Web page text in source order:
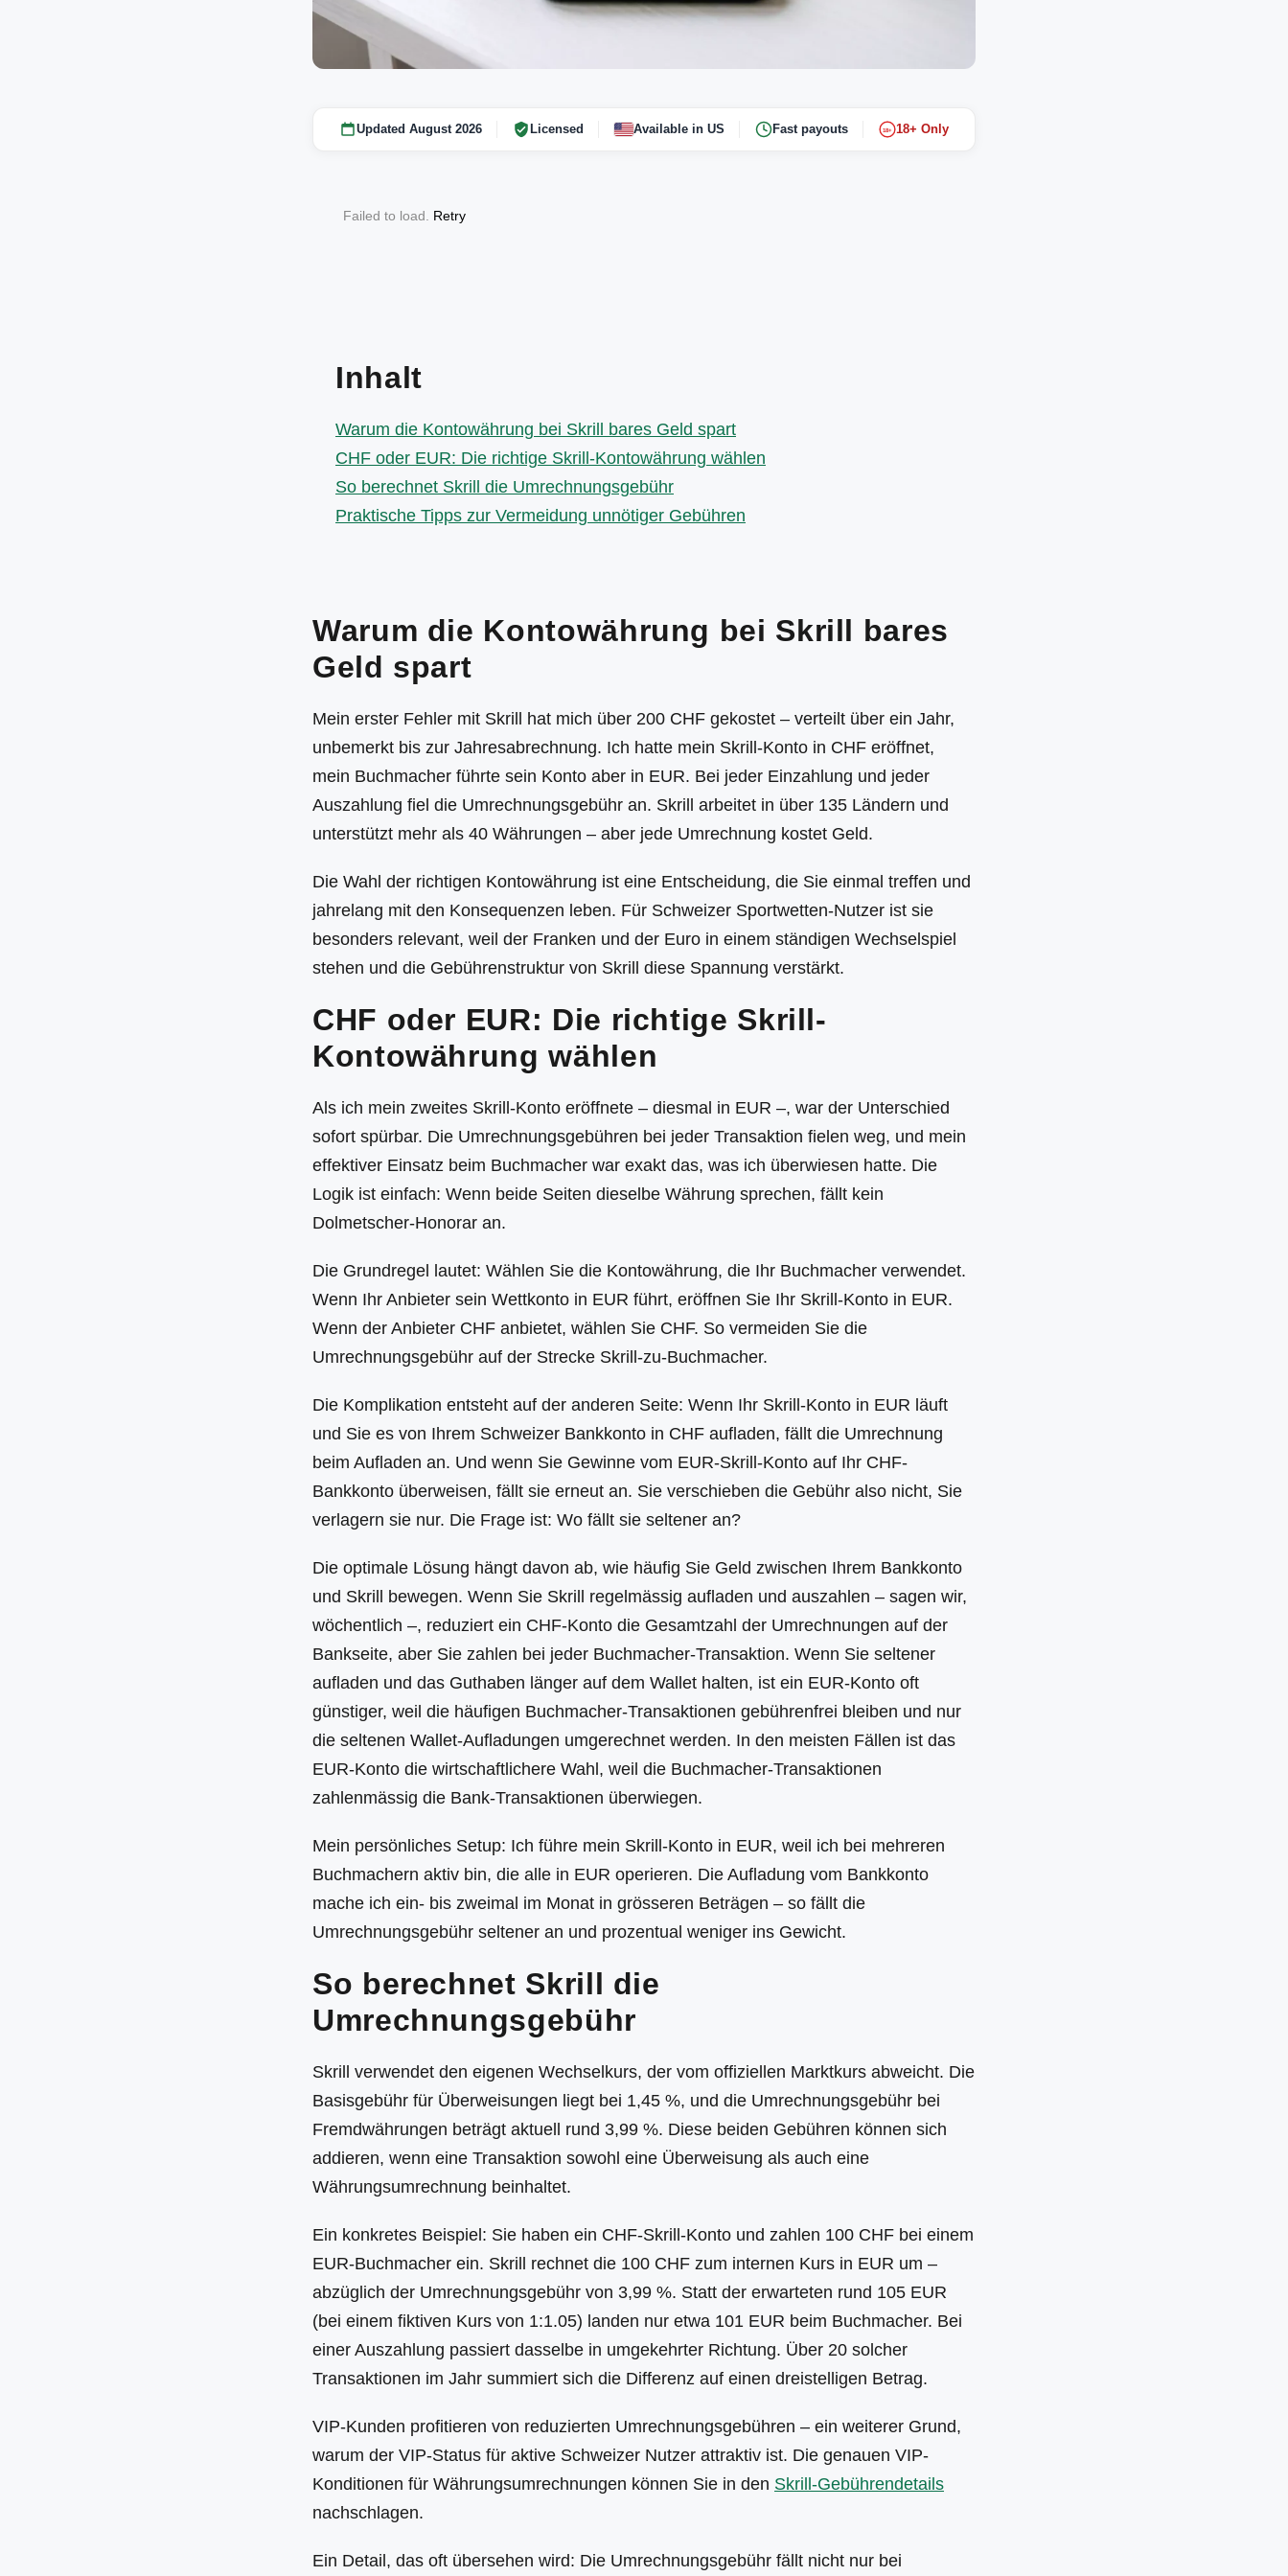
Updated August 2026 Licensed Available in US Fast payouts 18+ 18+ Only
Failed to load. Retry
Inhalt
Warum die Kontowährung bei Skrill bares Geld spart
CHF oder EUR: Die richtige Skrill-Kontowährung wählen
So berechnet Skrill die Umrechnungsgebühr
Praktische Tipps zur Vermeidung unnötiger Gebühren
Warum die Kontowährung bei Skrill bares
Geld spart
Mein erster Fehler mit Skrill hat mich über 200 CHF gekostet – verteilt über ein Jahr,
unbemerkt bis zur Jahresabrechnung. Ich hatte mein Skrill-Konto in CHF eröffnet,
mein Buchmacher führte sein Konto aber in EUR. Bei jeder Einzahlung und jeder
Auszahlung fiel die Umrechnungsgebühr an. Skrill arbeitet in über 135 Ländern und
unterstützt mehr als 40 Währungen – aber jede Umrechnung kostet Geld.
Die Wahl der richtigen Kontowährung ist eine Entscheidung, die Sie einmal treffen und
jahrelang mit den Konsequenzen leben. Für Schweizer Sportwetten-Nutzer ist sie
besonders relevant, weil der Franken und der Euro in einem ständigen Wechselspiel
stehen und die Gebührenstruktur von Skrill diese Spannung verstärkt.
CHF oder EUR: Die richtige Skrill-
Kontowährung wählen
Als ich mein zweites Skrill-Konto eröffnete – diesmal in EUR –, war der Unterschied
sofort spürbar. Die Umrechnungsgebühren bei jeder Transaktion fielen weg, und mein
effektiver Einsatz beim Buchmacher war exakt das, was ich überwiesen hatte. Die
Logik ist einfach: Wenn beide Seiten dieselbe Währung sprechen, fällt kein
Dolmetscher-Honorar an.
Die Grundregel lautet: Wählen Sie die Kontowährung, die Ihr Buchmacher verwendet.
Wenn Ihr Anbieter sein Wettkonto in EUR führt, eröffnen Sie Ihr Skrill-Konto in EUR.
Wenn der Anbieter CHF anbietet, wählen Sie CHF. So vermeiden Sie die
Umrechnungsgebühr auf der Strecke Skrill-zu-Buchmacher.
Die Komplikation entsteht auf der anderen Seite: Wenn Ihr Skrill-Konto in EUR läuft
und Sie es von Ihrem Schweizer Bankkonto in CHF aufladen, fällt die Umrechnung
beim Aufladen an. Und wenn Sie Gewinne vom EUR-Skrill-Konto auf Ihr CHF-
Bankkonto überweisen, fällt sie erneut an. Sie verschieben die Gebühr also nicht, Sie
verlagern sie nur. Die Frage ist: Wo fällt sie seltener an?
Die optimale Lösung hängt davon ab, wie häufig Sie Geld zwischen Ihrem Bankkonto
und Skrill bewegen. Wenn Sie Skrill regelmässig aufladen und auszahlen – sagen wir,
wöchentlich –, reduziert ein CHF-Konto die Gesamtzahl der Umrechnungen auf der
Bankseite, aber Sie zahlen bei jeder Buchmacher-Transaktion. Wenn Sie seltener
aufladen und das Guthaben länger auf dem Wallet halten, ist ein EUR-Konto oft
günstiger, weil die häufigen Buchmacher-Transaktionen gebührenfrei bleiben und nur
die seltenen Wallet-Aufladungen umgerechnet werden. In den meisten Fällen ist das
EUR-Konto die wirtschaftlichere Wahl, weil die Buchmacher-Transaktionen
zahlenmässig die Bank-Transaktionen überwiegen.
Mein persönliches Setup: Ich führe mein Skrill-Konto in EUR, weil ich bei mehreren
Buchmachern aktiv bin, die alle in EUR operieren. Die Aufladung vom Bankkonto
mache ich ein- bis zweimal im Monat in grösseren Beträgen – so fällt die
Umrechnungsgebühr seltener an und prozentual weniger ins Gewicht.
So berechnet Skrill die
Umrechnungsgebühr
Skrill verwendet den eigenen Wechselkurs, der vom offiziellen Marktkurs abweicht. Die
Basisgebühr für Überweisungen liegt bei 1,45 %, und die Umrechnungsgebühr bei
Fremdwährungen beträgt aktuell rund 3,99 %. Diese beiden Gebühren können sich
addieren, wenn eine Transaktion sowohl eine Überweisung als auch eine
Währungsumrechnung beinhaltet.
Ein konkretes Beispiel: Sie haben ein CHF-Skrill-Konto und zahlen 100 CHF bei einem
EUR-Buchmacher ein. Skrill rechnet die 100 CHF zum internen Kurs in EUR um –
abzüglich der Umrechnungsgebühr von 3,99 %. Statt der erwarteten rund 105 EUR
(bei einem fiktiven Kurs von 1:1.05) landen nur etwa 101 EUR beim Buchmacher. Bei
einer Auszahlung passiert dasselbe in umgekehrter Richtung. Über 20 solcher
Transaktionen im Jahr summiert sich die Differenz auf einen dreistelligen Betrag.
VIP-Kunden profitieren von reduzierten Umrechnungsgebühren – ein weiterer Grund,
warum der VIP-Status für aktive Schweizer Nutzer attraktiv ist. Die genauen VIP-
Konditionen für Währungsumrechnungen können Sie in den Skrill-Gebührendetails
nachschlagen.
Ein Detail, das oft übersehen wird: Die Umrechnungsgebühr fällt nicht nur bei